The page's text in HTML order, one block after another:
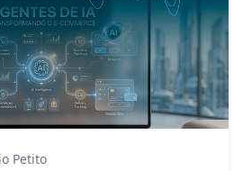
Petito